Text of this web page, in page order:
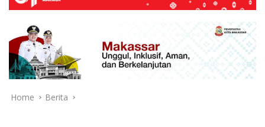
Home Berita